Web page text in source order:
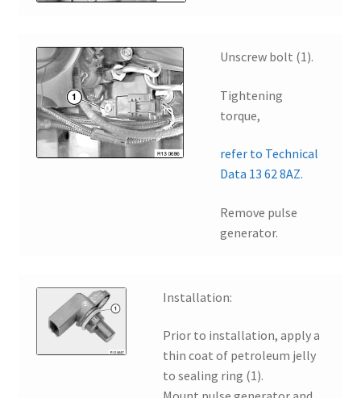
Unscrew bolt (1).
Tightening
torque,
refer to Technical
Data 13 62 8AZ.
Remove pulse
generator.
Installation:
Prior to installation, apply a
thin coat of petroleum jelly
to sealing ring (1).